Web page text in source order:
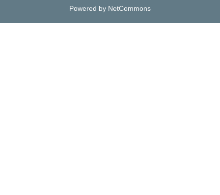
Powered by NetCommons